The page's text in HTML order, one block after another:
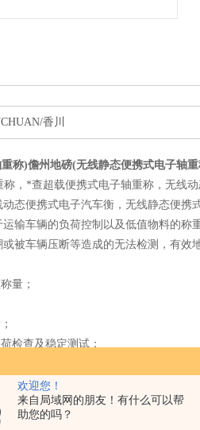
欢迎您！
来自局域网的朋友！有什么可以帮
助您的吗？
香川
称)儋州地磅(无线静态便携式电子轴
，*查超载便携式电子轴重称，无线
态便携式电子汽车衡，无线静态便
输车辆的负荷控制以及低值物料的称
被车辆压断等造成的无法检测，有效
量；
检查及稳定测试；
仪 昆明80吨无线便携式轴重秤价格
称)儋州地磅(无线静态便携式电子轴重
有一个标号。使用时，要与仪表箱操
时给予充电。以避免电池不能拖动微